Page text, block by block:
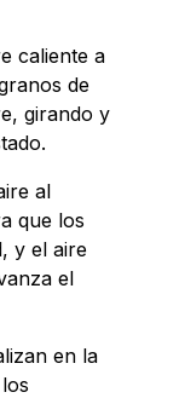
caliente a
de
girando y
al
que los
y el aire
el
en la